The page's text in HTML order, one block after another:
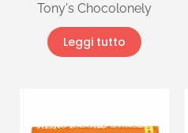
Tony's Chocolonely
Leggi tutto